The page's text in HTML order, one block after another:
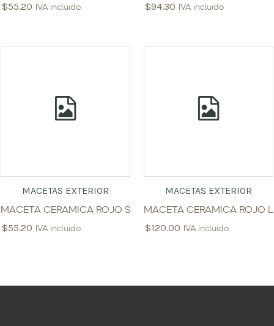
$55.20 IVA incluido $94.30 IVA incluido
MACETAS EXTERIOR
MACETA CERAMICA ROJO S
$55.20 IVA incluido
MACETAS EXTERIOR
MACETA CERAMICA ROJO L
$120.00 IVA incluido